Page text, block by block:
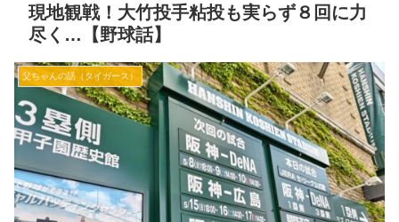
現地観戦！大竹投手粘投も実らず８回に力
尽く…【野球話】
父ちゃんの話（タイガース）